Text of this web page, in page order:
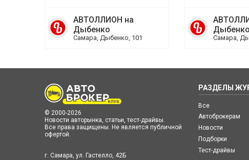
АВТОЛЛИОН на
Дыбенко
Самара, Дыбенко, 101
Дыбенко
Самара,
© 2000-2026
Новости авторынка, статьи, тест-драйвы.
Все права защищены. Не является публичной
офертой.
г. Самара, ул. Гастелло, 42Б
РАЗДЕЛЫ
Все
Автоброкерам
Новости
Подборки
Тест-драйвы